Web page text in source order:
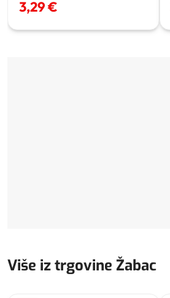
3,29 €
Više iz trgovine Žabac